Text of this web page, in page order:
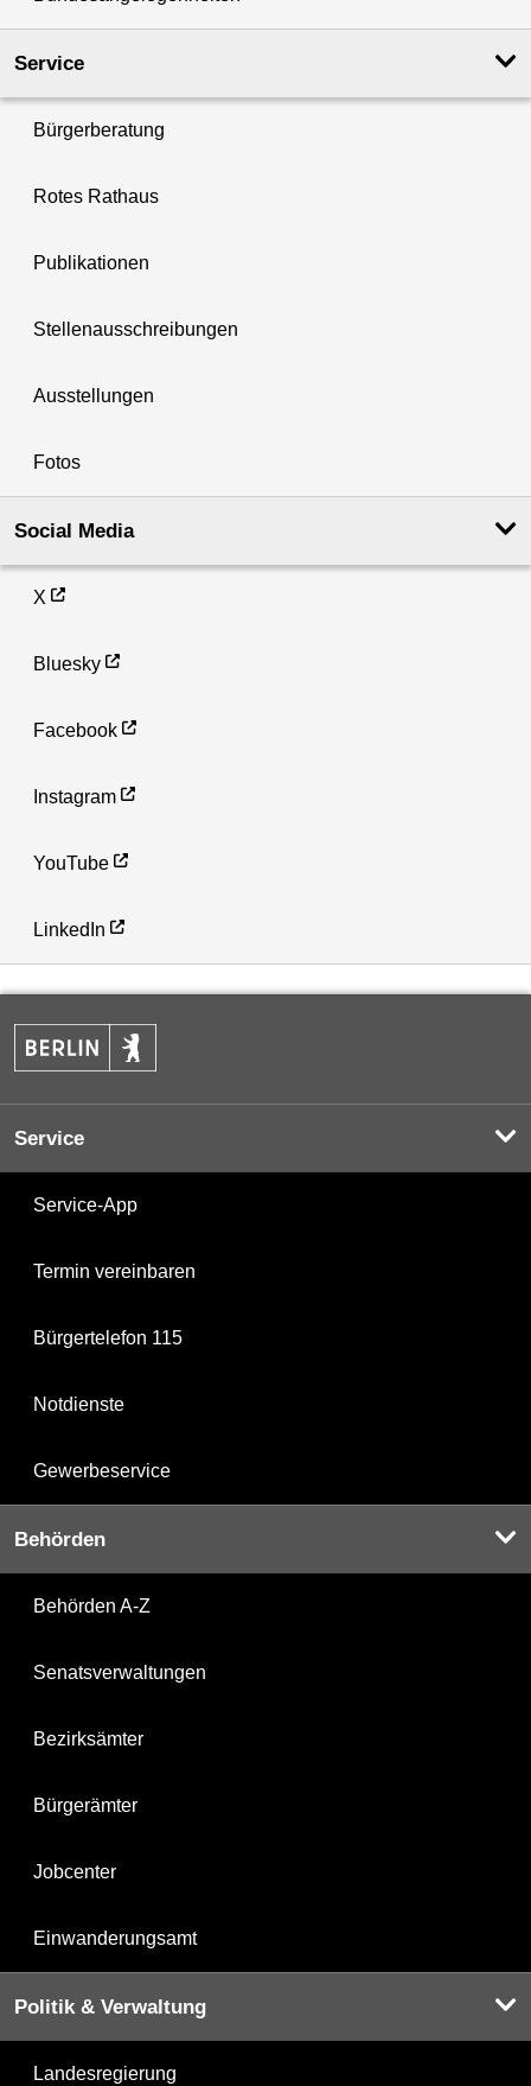
Service
Bürgerberatung
Rotes Rathaus
Publikationen
Stellenausschreibungen
Ausstellungen
Fotos
Social Media
X
Bluesky
Facebook
Instagram
YouTube
LinkedIn
Service
Service-App
Termin vereinbaren
Bürgertelefon 115
Notdienste
Gewerbeservice
Behörden
Behörden A-Z
Senatsverwaltungen
Bezirksämter
Bürgerämter
Jobcenter
Einwanderungsamt
Politik & Verwaltung
Landesregierung